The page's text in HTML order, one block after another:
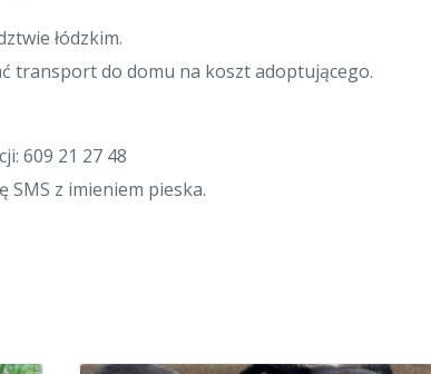
łódzkim.
transport do domu na koszt adoptującego.
609 21 27 48
SMS z imieniem pieska.